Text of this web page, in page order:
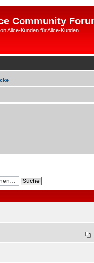
Community
Alice-Kunden für Alice-Kunden.